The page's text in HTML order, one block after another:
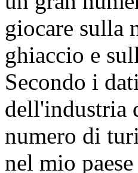
giocare sulla
ghiaccio e
Secondo i
dell'industria
numero di
nel mio